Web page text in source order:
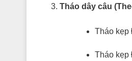
Tháo dây câu
Tháo kẹp
Tháo kẹp